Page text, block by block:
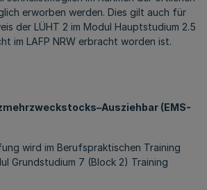
erworben werden. Dies gilt auch für
der LÜHT 2 im Modul Hauptstudium 2.5
im LAFP NRW erbracht worden ist.
(EMS-
wird im Berufspraktischen Training
Grundstudium 7 (Block 2) Training